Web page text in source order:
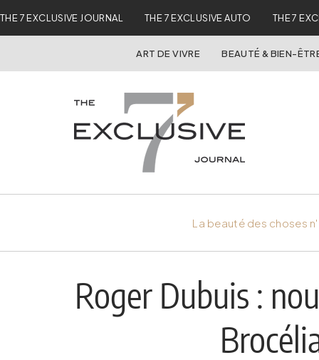
THE 7 EXCLUSIVE JOURNAL THE 7 EXCLUSIVE AUTO THE 7
ART DE VIVRE BEAUTÉ & BIEN-
La beauté des choses
Roger Dubuis :